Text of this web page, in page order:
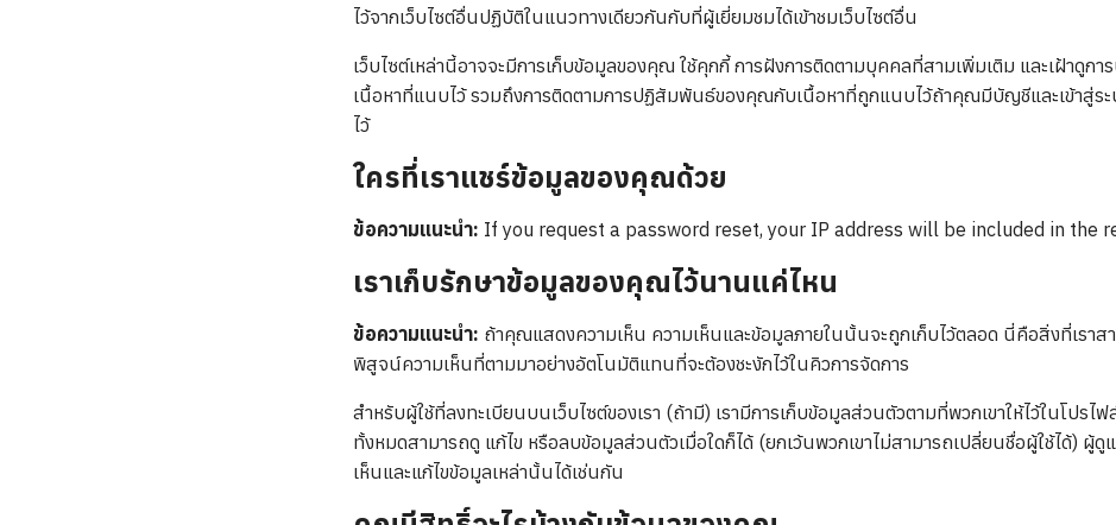
ไว้จากเว็บไซต์อื่นปฏิบัติในแนวทางเดียวกันกับที่ผู้เยี่ยมชมได้เข้าชมเว็บไซต์อื่น
เว็บไซต์เหล่านี้อาจจะมีการเก็บข้อมูลของคุณ ใช้คุกกี้ การฝังการติดตามบุคคลที่สามเพิ่มเติม และเฝ้าดูก
เนื้อหาที่แนบไว้ รวมถึงการติดตามการปฏิสัมพันธ์ของคุณกับเนื้อหาที่ถูกแนบไว้ถ้าคุณมีบัญชีและเข้าสู่ระ
ไว้
ใครที่เราแชร์ข้อมูลของคุณด้วย
ข้อความแนะนำ: If you request a password reset, your IP address will be included in the
เราเก็บรักษาข้อมูลของคุณไว้นานแค่ไหน
ข้อความแนะนำ: ถ้าคุณแสดงความเห็น ความเห็นและข้อมูลภายในนั้นจะถูกเก็บไว้ตลอด นี่คือสิ่งที่เราส
พิสูจน์ความเห็นที่ตามมาอย่างอัตโนมัติแทนที่จะต้องชะงักไว้ในคิวการจัดการ
สำหรับผู้ใช้ที่ลงทะเบียนบนเว็บไซต์ของเรา (ถ้ามี) เรามีการเก็บข้อมูลส่วนตัวตามที่พวกเขาให้ไว้ในโปรไ
ทั้งหมดสามารถดู แก้ไข หรือลบข้อมูลส่วนตัวเมื่อใดก็ได้ (ยกเว้นพวกเขาไม่สามารถเปลี่ยนชื่อผู้ใช้ได้) ผู้ดู
เห็นและแก้ไขข้อมูลเหล่านั้นได้เช่นกัน